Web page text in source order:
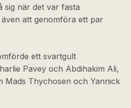
sig när det var fasta
att genomföra ett par
ett svartgult
Pavey och Abdihakim Ali,
Mads Thychosen och Yannick